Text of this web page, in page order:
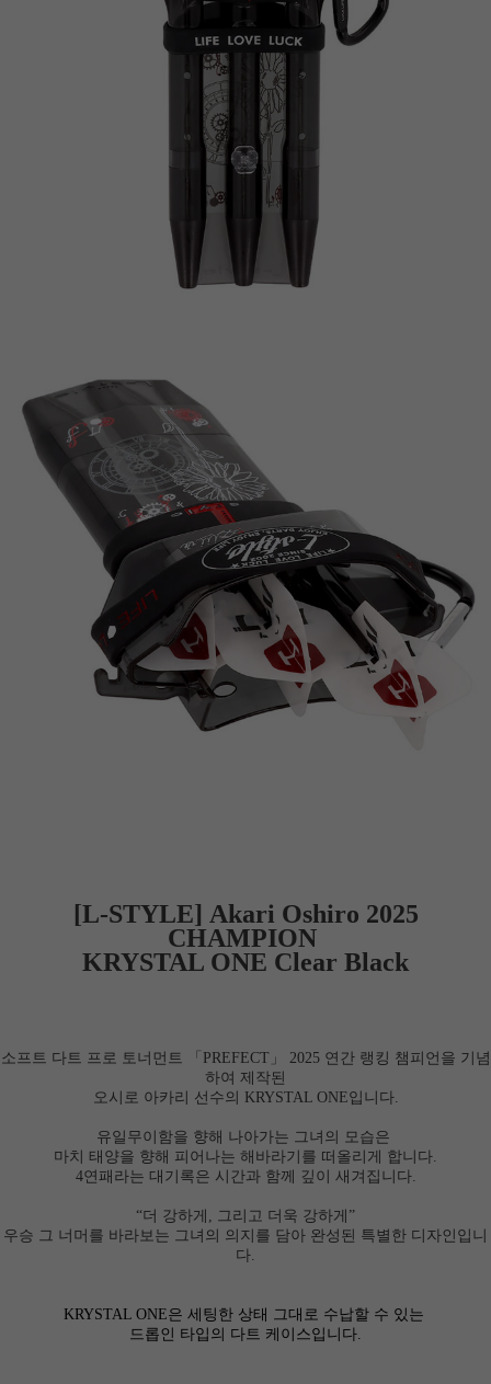
[L-STYLE] Akari Oshiro 2025
CHAMPION
KRYSTAL ONE Clear Black
소프트 다트 프로 토너먼트 「PREFECT」 2025 연간 랭킹 챔피언을 기념
하여 제작된
오시로 아카리 선수의 KRYSTAL ONE입니다.
유일무이함을 향해 나아가는 그녀의 모습은
마치 태양을 향해 피어나는 해바라기를 떠올리게 합니다.
4연패라는 대기록은 시간과 함께 깊이 새겨집니다.
“더 강하게, 그리고 더욱 강하게”
우승 그 너머를 바라보는 그녀의 의지를 담아 완성된 특별한 디자인입니
다.
KRYSTAL ONE은 세팅한 상태 그대로 수납할 수 있는
드롭인 타입의 다트 케이스입니다.